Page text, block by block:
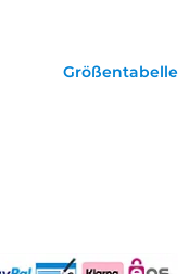
Größentabelle